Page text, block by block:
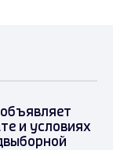
и условиях